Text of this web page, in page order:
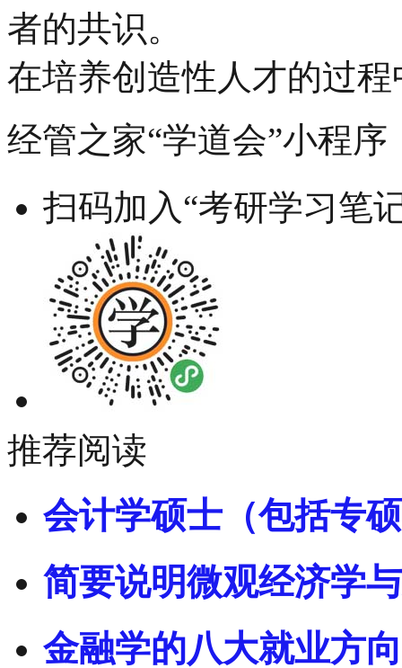
者的共识。
在培养创造性人才的过
经管之家“学道会”小程序
扫码加入“考研学习笔
推荐阅读
会计学硕士（包括专
简要说明微观经济学
金融学的八大就业方